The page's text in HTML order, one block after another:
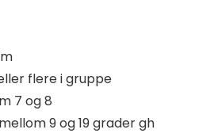
flere i gruppe
7 og 8
9 og 19 grader gh